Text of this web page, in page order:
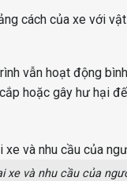
cách của xe với
vẫn hoạt động
hoặc gây hư hại
xe và nhu cầu của